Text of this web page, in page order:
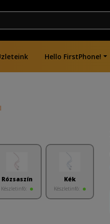
Hello FirstPhone!
Rózsaszín
Készletinfó:
Kék
Készletinfó: